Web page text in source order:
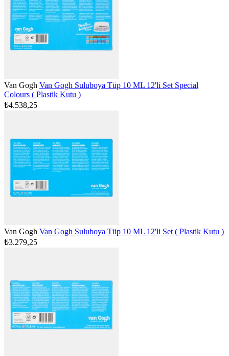
Van Gogh Van Gogh Suluboya Tüp 10 ML 12'li Set Special
Colours ( Plastik Kutu )
₺4.538,25
Van Gogh Van Gogh Suluboya Tüp 10 ML 12'li Set ( Plastik Kutu )
₺3.279,25